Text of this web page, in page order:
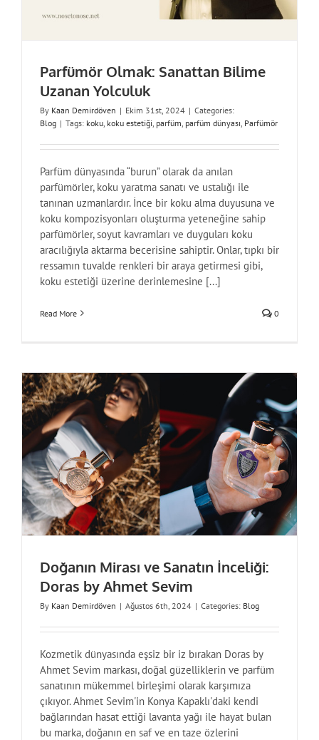
Parfümör Olmak: Sanattan Bilime
Uzanan Yolculuk
By Kaan Demirdöven | Ekim 31st, 2024 | Categories:
Blog | Tags: koku, koku estetiği, parfüm parfüm dünyası Parfümör
Parfüm dünyasında “burun” olarak da anılan
parfümörler, koku yaratma sanatı ve ustalığı ile
tanınan uzmanlardır. İnce bir koku alma duyusuna ve
koku kompozisyonları oluşturma yeteneğine sahip
parfümörler, soyut kavramları ve duyguları koku
aracılığıyla aktarma becerisine sahiptir. Onlar, tıpkı bir
ressamın tuvalde renkleri bir araya getirmesi gibi,
koku estetiği üzerine derinlemesine [...]
Read More 0
Doğanın Mirası ve Sanatın İnceliği:
Doras by Ahmet Sevim
By Kaan Demirdöven | Ağustos 6th, 2024 | Categories: Blog
Kozmetik dünyasında eşsiz bir iz bırakan Doras by
Ahmet Sevim markası, doğal güzelliklerin ve parfüm
sanatının mükemmel birleşimi olarak karşımıza
çıkıyor. Ahmet Sevim'in Konya Kapaklı'daki kendi
bağlarından hasat ettiği lavanta yağı ile hayat bulan
bu marka, doğanın en saf ve en taze özlerini